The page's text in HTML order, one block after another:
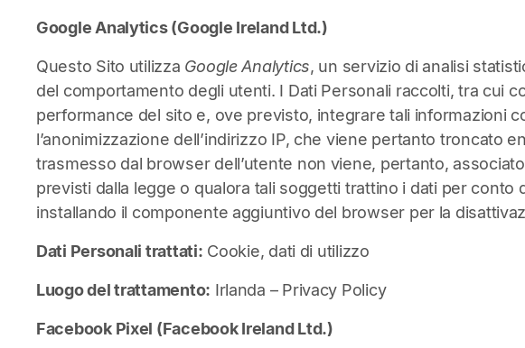
Google Analytics (Google Ireland Ltd.)
Questo Sito utilizza Google Analytics, un servizio di analisi
del comportamento degli utenti. I Dati Personali raccolti, tra cui
performance del sito e, ove previsto, integrare tali informazioni
l’anonimizzazione dell’indirizzo IP, che viene pertanto troncato
trasmesso dal browser dell’utente non viene, pertanto,
previsti dalla legge o qualora tali soggetti trattino i dati per conto
installando il componente aggiuntivo del browser per la
Dati Personali trattati: Cookie, dati di utilizzo
Luogo del trattamento: Irlanda – Privacy Policy
Facebook Pixel (Facebook Ireland Ltd.)